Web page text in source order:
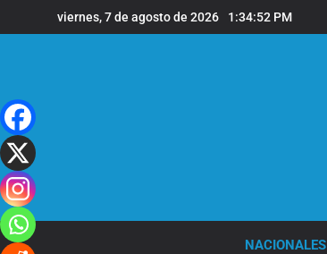
al
viernes, 7 de agosto de 2026 1:34:53 PM
NACIONALES